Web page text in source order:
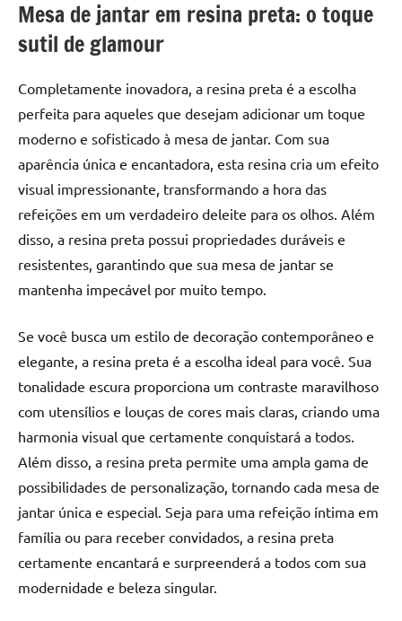
Mesa de jantar em resina preta: o toque
sutil de glamour
Completamente inovadora, a resina preta é a escolha
perfeita para aqueles que desejam adicionar um toque
moderno e sofisticado à mesa de jantar. Com sua
aparência única e encantadora, esta resina cria um efeito
visual impressionante, transformando a hora das
refeições em um verdadeiro deleite para os olhos. Além
disso, a resina preta possui propriedades duráveis e
resistentes, garantindo que sua mesa de jantar se
mantenha impecável por muito tempo.
Se você busca um estilo de decoração contemporâneo e
elegante, a resina preta é a escolha ideal para você. Sua
tonalidade escura proporciona um contraste maravilhoso
com utensílios e louças de cores mais claras, criando uma
harmonia visual que certamente conquistará a todos.
Além disso, a resina preta permite uma ampla gama de
possibilidades de personalização, tornando cada mesa de
jantar única e especial. Seja para uma refeição íntima em
família ou para receber convidados, a resina preta
certamente encantará e surpreenderá a todos com sua
modernidade e beleza singular.